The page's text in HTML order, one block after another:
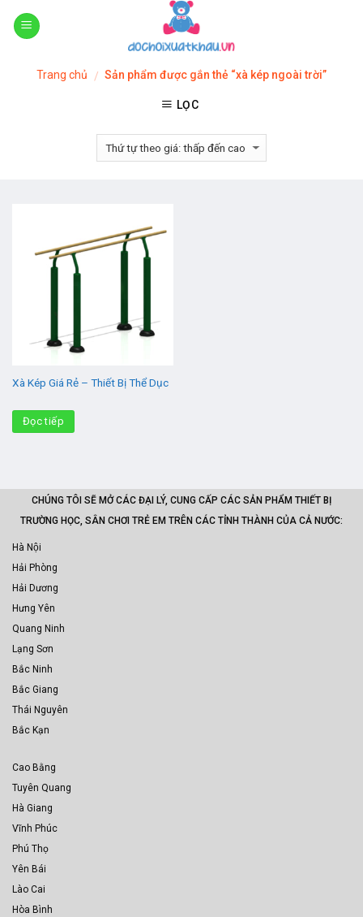
Skip
Trang chủ / Sản phẩm được gắn thẻ “xà kép ngoài trời”
LỌC
Xà Kép Giá Rẻ – Thiết Bị Thể Dục
Đọc tiếp
CHÚNG TÔI SẼ MỞ CÁC ĐẠI LÝ, CUNG CẤP CÁC SẢN PHẨM THIẾT BỊ
TRƯỜNG HỌC, SÂN CHƠI TRẺ EM TRÊN CÁC TỈNH THÀNH CỦA CẢ NƯỚC:
Hà Nội
Hải Phòng
Hải Dương
Hưng Yên
Quang Ninh
Lạng Sơn
Bắc Ninh
Bắc Giang
Thái Nguyên
Bắc Kạn
Cao Bằng
Tuyên Quang
Hà Giang
Vĩnh Phúc
Phú Thọ
Yên Bái
Lào Cai
Hòa Bình